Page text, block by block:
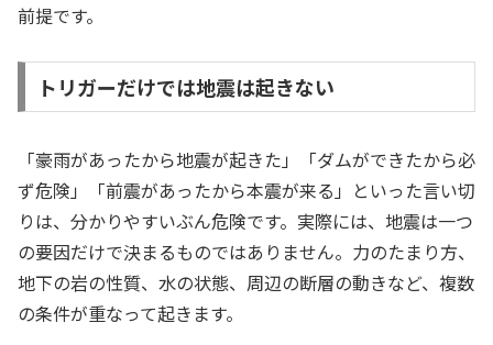
前提です。
トリガーだけでは地震は起きない
「豪雨があったから地震が起きた」「ダムができたから必
ず危険」「前震があったから本震が来る」といった言い切
りは、分かりやすいぶん危険です。実際には、地震は一つ
の要因だけで決まるものではありません。力のたまり方、
地下の岩の性質、水の状態、周辺の断層の動きなど、複数
の条件が重なって起きます。